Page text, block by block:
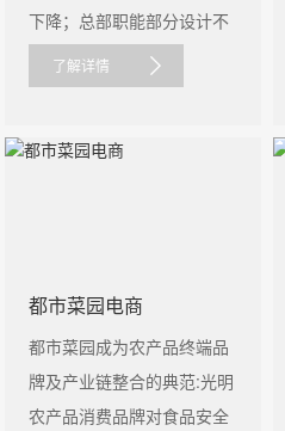
下降；总部职能部分设计不
合理，渠......
了解详情
都市菜园电商
都市菜园成为农产品终端品
牌及产业链整合的典范:光明
农产品消费品牌对食品安全